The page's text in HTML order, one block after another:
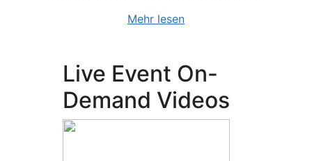
Mehr lesen
Live Event On-
Demand Videos